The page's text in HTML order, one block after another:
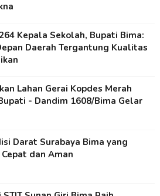
Kepala Sekolah, Bupati Bima:
Daerah Tergantung Kualitas
Lahan Gerai Kopdes Merah
- Dandim 1608/Bima Gelar
Darat Surabaya Bima yang
dan Aman